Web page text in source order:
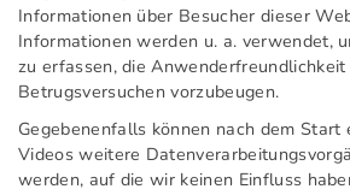
Informationen über Besucher dieser
Informationen werden u. a. verwendet,
zu erfassen, die
Betrugsversuchen vorzubeugen.
Gegebenenfalls können nach dem Start
Videos weitere
werden, auf die wir keinen Einfluss